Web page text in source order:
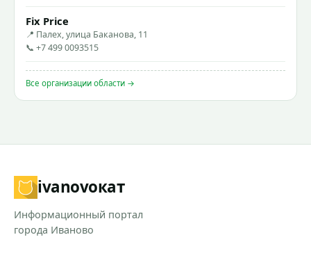
Fix Price
📍 Палех, улица Баканова, 11
📞 +7 499 0093515
Все организации области →
ivanovoкат
Информационный портал
города Иваново